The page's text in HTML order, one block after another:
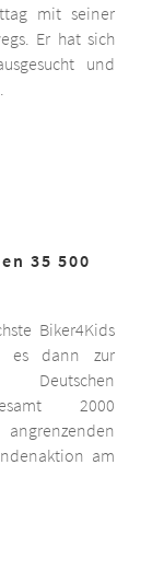
mit seiner
Er hat sich
und
35 500
Biker4Kids
es dann zur
2000
am